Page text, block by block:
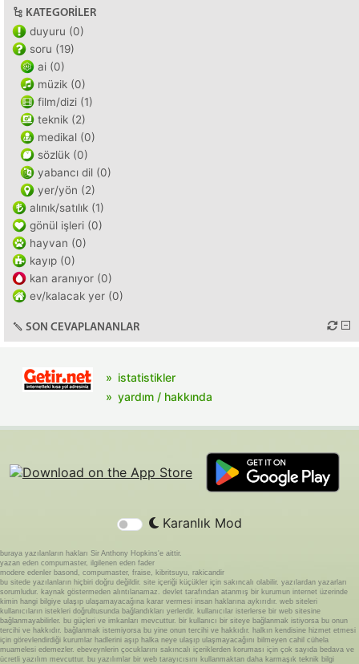
KATEGORILER
duyuru (0)
soru (19)
ai (0)
müzik (0)
film/dizi (1)
teknik (2)
medikal (0)
sözlük (0)
yabancı dil (0)
yer/yön (2)
alınık/satılık (1)
gönül işleri (0)
hayvan (0)
kayıp (0)
kan aranıyor (0)
ev/kalacak yer (0)
SON CEVAPLANANLAR
istatistikler
yardım / hakkında
Karanlık Mod
buraya yazılanların hakları Sir Anthony Hopkins'e aittir.
yazan eden compumaster, ilgilenen eden fader
modere edenler basond, compumaster, fraise, kibritsuyu, rakicandir
bu sitede yazılanların hiçbiri doğru değildir. site içeriği küçükler için sakıncalı olabilir. yazılardan yazarları
sorumludur. kaynak göstermeden alıntılanamaz. devlet tarafından atanmış bir kurumun internet üzerinde
kimin hangi bilgiye ulaşıp ulaşamayacağına karar vermesi insan haklarına aykırıdır. web siteleri
kullanıcıların istekleri doğrultusunda bağlandıkları yerlerdir. kullanıcılar isterlerse bir web sitesine
bağlanmayabilirler. bu güçleri ve imkanları mevcuttur. bir kullanıcı bir siteye bağlanmak istiyorsa bu onun
tercihi ve hakkıdır. bağlanmak istemiyorsa bu yine onun tercihi ve hakkıdır. halkın kendisine hizmet etmesi
için görevlendirdiği kurumlar hadlerini aşıp halka neye ulaşıp ulaşmayacağını bilmeyen cahil cühela
muamelesi edemezler. ebeveynlerin çocuklarını sakıncalı içeriklerden koruması için çok sayıda bedava ve
ücretli yazılım mevcuttur. bu yazılımlar bir web tarayıcısını kullanmaktan daha karmaşık teknik bilgi